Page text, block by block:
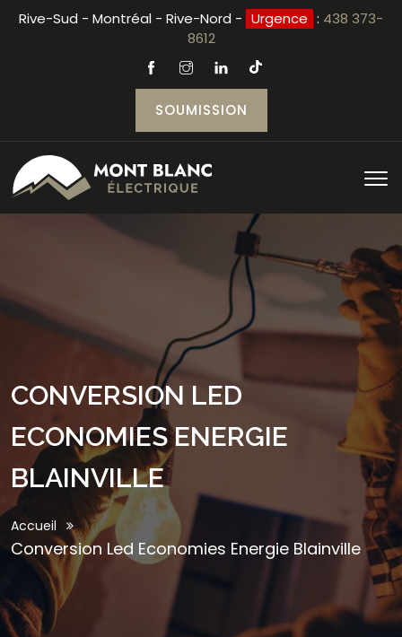
Rive-Sud - Montréal - Rive-Nord - Urgence : 438 373-
8612
SOUMISSION
CONVERSION LED
ECONOMIES ENERGIE
BLAINVILLE
Accueil
Conversion Led Economies Energie Blainville